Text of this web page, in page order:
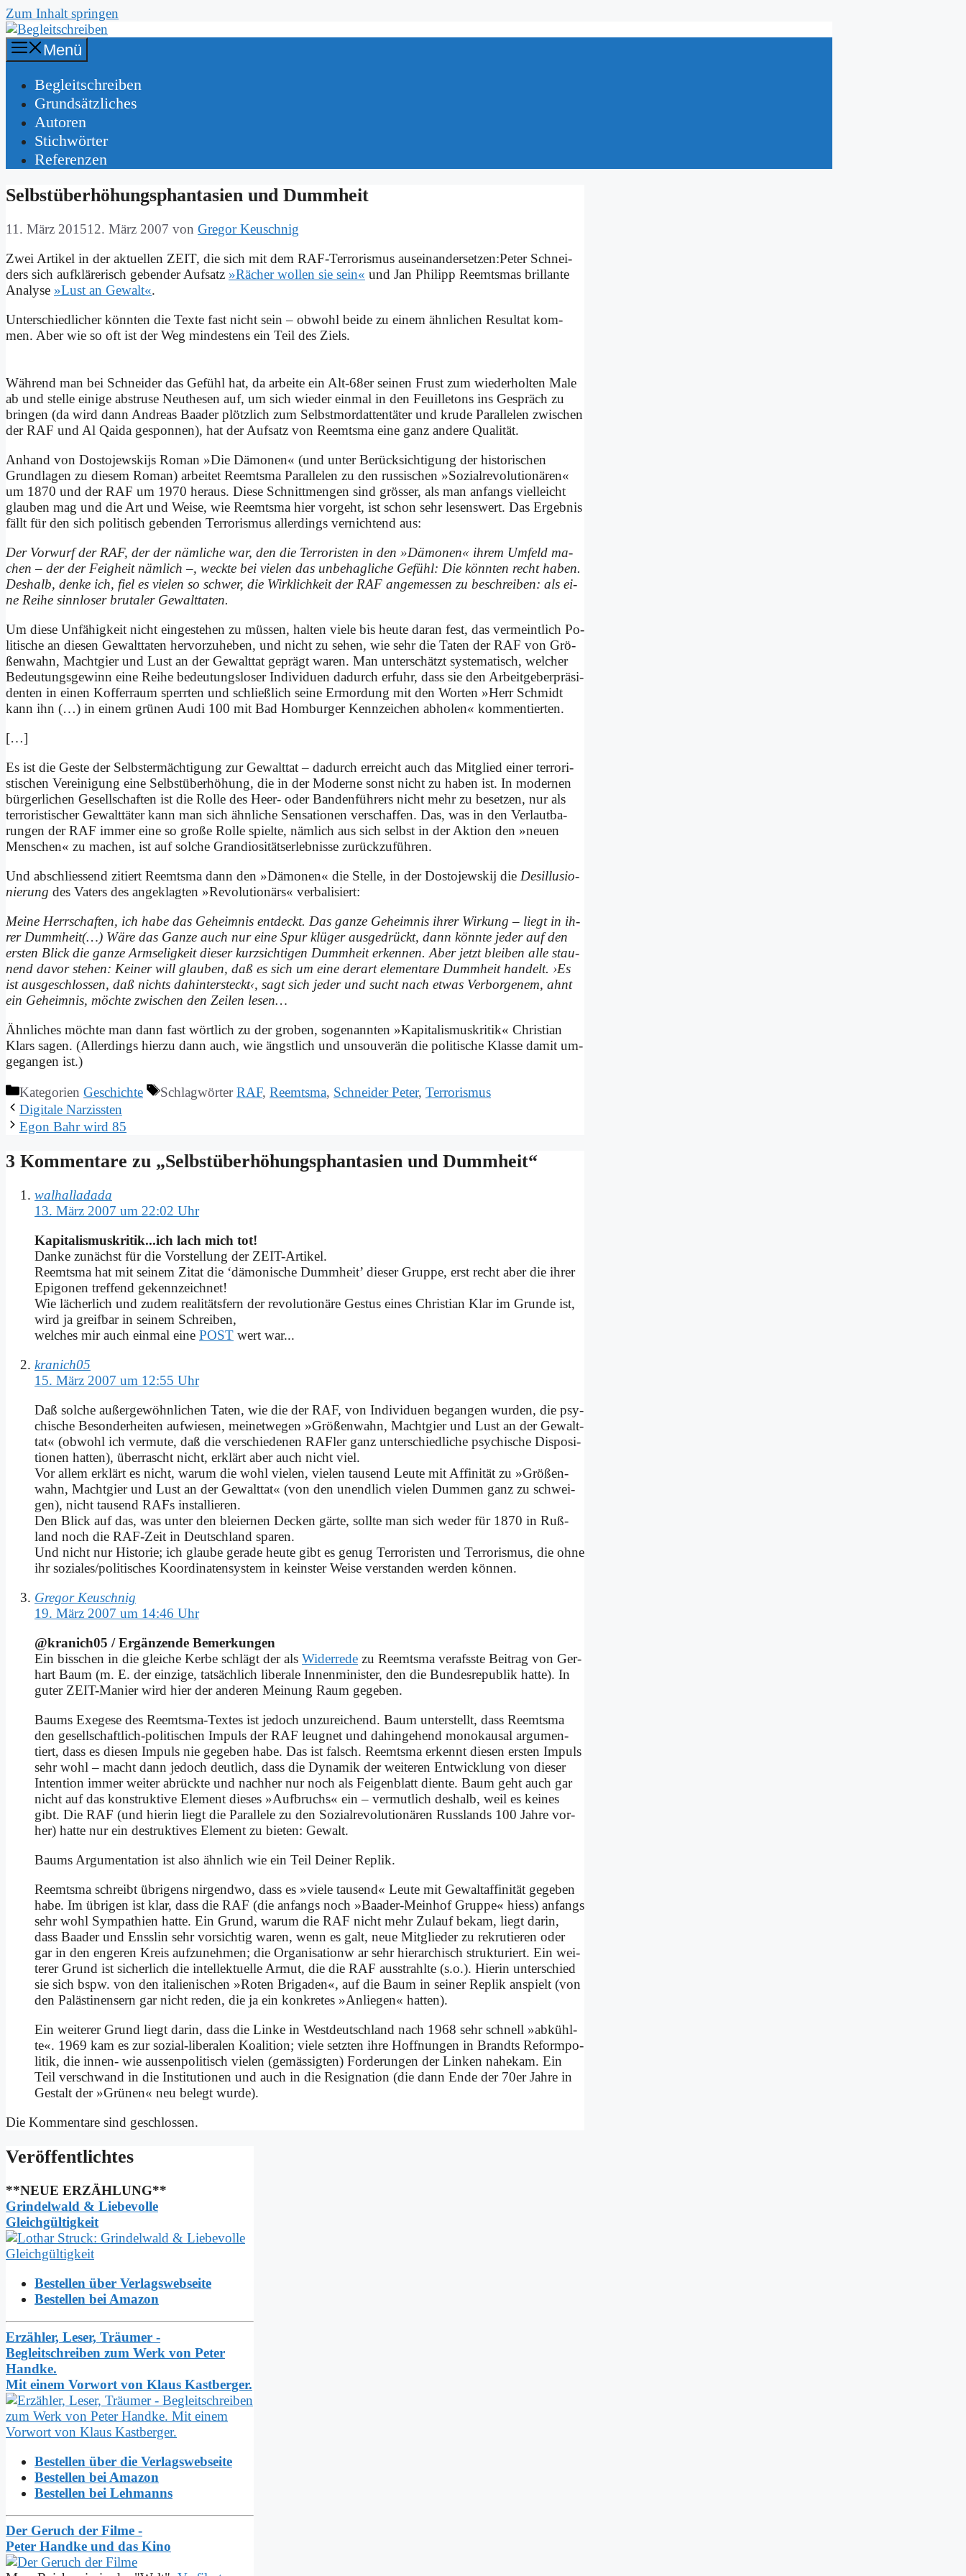
Zum Inhalt springen
Menü
Be­gleit­schrei­ben
Grund­sätz­li­ches
Au­toren
Stich­wör­ter
Re­fe­ren­zen
Selbst­über­hö­hungs­phan­ta­sien und Dumm­heit
11. März 201512. März 2007 von Gregor Keuschnig
Zwei Ar­ti­kel in der ak­tu­el­len ZEIT, die sich mit dem RAF-Ter­ro­ris­mus auseinandersetzen:Peter Schnei­
ders sich auf­klä­re­risch ge­ben­der Auf­satz »Rä­cher wol­len sie sein« und Jan Phil­ipp Reemts­mas bril­lan­te
Ana­ly­se »Lust an Ge­walt«.
Un­ter­schied­li­cher könn­ten die Tex­te fast nicht sein – ob­wohl bei­de zu ei­nem ähn­li­chen Re­sul­tat kom­
men. Aber wie so oft ist der Weg min­de­stens ein Teil des Ziels.
Wäh­rend man bei Schnei­der das Ge­fühl hat, da ar­bei­te ein Alt-68er sei­nen Frust zum wie­der­hol­ten Ma­le
ab und stel­le ei­ni­ge ab­stru­se Neu­the­sen auf, um sich wie­der ein­mal in den Feuil­le­tons ins Ge­spräch zu
brin­gen (da wird dann An­dre­as Baa­der plötz­lich zum Selbst­mord­at­ten­tä­ter und kru­de Par­al­le­len zwi­schen
der RAF und Al Qai­da ge­spon­nen), hat der Auf­satz von Reemts­ma ei­ne ganz an­de­re Qua­li­tät.
An­hand von Do­sto­jew­skijs Ro­man »Die Dä­mo­nen« (und un­ter Be­rück­sich­ti­gung der hi­sto­ri­schen
Grund­la­gen zu die­sem Ro­man) ar­bei­tet Reemts­ma Par­al­le­len zu den rus­si­schen »So­zi­al­re­vo­lu­tio­nä­ren«
um 1870 und der RAF um 1970 her­aus. Die­se Schnitt­men­gen sind grö­sser, als man an­fangs viel­leicht
glau­ben mag und die Art und Wei­se, wie Reemts­ma hier vor­geht, ist schon sehr le­sens­wert. Das Er­geb­nis
fällt für den sich po­li­tisch ge­ben­den Ter­ro­ris­mus al­ler­dings ver­nich­tend aus:
Der Vor­wurf der RAF, der der näm­li­che war, den die Ter­ro­ri­sten in den »Dä­mo­nen« ih­rem Um­feld ma­
chen – der der Feig­heit näm­lich –, weck­te bei vie­len das un­be­hag­li­che Ge­fühl: Die könn­ten recht ha­ben.
Des­halb, den­ke ich, fiel es vie­len so schwer, die Wirk­lich­keit der RAF an­ge­mes­sen zu be­schrei­ben: als ei­
ne Rei­he sinn­lo­ser bru­ta­ler Ge­walt­ta­ten.
Um die­se Un­fä­hig­keit nicht ein­ge­ste­hen zu müs­sen, hal­ten vie­le bis heu­te dar­an fest, das ver­meint­lich Po­
li­ti­sche an die­sen Ge­walt­ta­ten her­vor­zu­he­ben, und nicht zu se­hen, wie sehr die Ta­ten der RAF von Grö­
ßen­wahn, Macht­gier und Lust an der Ge­walt­tat ge­prägt wa­ren. Man un­ter­schätzt sy­ste­ma­tisch, wel­cher
Be­deu­tungs­ge­winn ei­ne Rei­he be­deu­tungs­lo­ser In­di­vi­du­en da­durch er­fuhr, dass sie den Ar­beit­ge­ber­prä­si­
den­ten in ei­nen Kof­fer­raum sperr­ten und schließ­lich sei­ne Er­mor­dung mit den Wor­ten »Herr Schmidt
kann ihn (…) in ei­nem grü­nen Au­di 100 mit Bad Hom­bur­ger Kenn­zei­chen ab­ho­len« kom­men­tier­ten.
[…]
Es ist die Ge­ste der Selbst­er­mäch­ti­gung zur Ge­walt­tat – da­durch er­reicht auch das Mit­glied ei­ner ter­ro­ri­
sti­schen Ver­ei­ni­gung ei­ne Selbst­über­hö­hung, die in der Mo­der­ne sonst nicht zu ha­ben ist. In mo­der­nen
bür­ger­li­chen Ge­sell­schaf­ten ist die Rol­le des Heer- oder Ban­den­füh­rers nicht mehr zu be­set­zen, nur als
ter­ro­ri­sti­scher Ge­walt­tä­ter kann man sich ähn­li­che Sen­sa­tio­nen ver­schaf­fen. Das, was in den Ver­laut­ba­
run­gen der RAF im­mer ei­ne so gro­ße Rol­le spiel­te, näm­lich aus sich selbst in der Ak­ti­on den »neu­en
Men­schen« zu ma­chen, ist auf sol­che Gran­dio­si­täts­er­leb­nis­se zu­rück­zu­füh­ren.
Und ab­schlie­ssend zi­tiert Reemts­ma dann den »Dä­mo­nen« die Stel­le, in der Do­sto­jew­skij die Des­il­lu­sio­
nie­rung des Va­ters des an­ge­klag­ten »Re­vo­lu­tio­närs« ver­ba­li­siert:
Mei­ne Herr­schaf­ten, ich ha­be das Ge­heim­nis ent­deckt. Das gan­ze Ge­heim­nis ih­rer Wir­kung – liegt in ih­
rer Dumm­heit(…) Wä­re das Gan­ze auch nur ei­ne Spur klü­ger aus­ge­drückt, dann könn­te je­der auf den
er­sten Blick die gan­ze Arm­se­lig­keit die­ser kurz­sich­ti­gen Dumm­heit er­ken­nen. Aber jetzt blei­ben al­le stau­
nend da­vor ste­hen: Kei­ner will glau­ben, daß es sich um ei­ne der­art ele­men­ta­re Dumm­heit han­delt. ›Es
ist aus­ge­schlos­sen, daß nichts da­hin­ter­steckt‹, sagt sich je­der und sucht nach et­was Ver­bor­ge­nem, ahnt
ein Ge­heim­nis, möch­te zwi­schen den Zei­len le­sen…
Ähn­li­ches möch­te man dann fast wört­lich zu der gro­ben, so­ge­nann­ten »Ka­pi­ta­lis­mus­kri­tik« Chri­sti­an
Klars sa­gen. (Al­ler­dings hier­zu dann auch, wie ängst­lich und un­sou­ve­rän die po­li­ti­sche Klas­se da­mit um­
ge­gan­gen ist.)
Kategorien Geschichte SchlagwörterRAF, Reemtsma, Schneider Peter, Terrorismus
Di­gi­ta­le Nar­ziss­ten
Egon Bahr wird 85
3 Kommentare zu „Selbst­über­hö­hungs­phan­ta­sien und Dumm­heit“
walhalladada
13. März 2007 um 22:02 Uhr
Kapitalismuskritik...ich lach mich tot!
Dan­ke zu­nächst für die Vor­stel­lung der ZEIT-Ar­ti­kel.
Reemts­ma hat mit sei­nem Zi­tat die ‘dä­mo­ni­sche Dumm­heit’ die­ser Grup­pe, erst recht aber die ih­rer
Epi­go­nen tref­fend ge­kenn­zeich­net!
Wie lä­cher­lich und zu­dem rea­li­täts­fern der re­vo­lu­tio­nä­re Ge­stus ei­nes Chri­sti­an Klar im Grun­de ist,
wird ja greif­bar in sei­nem Schrei­ben,
wel­ches mir auch ein­mal ei­ne POST wert war...
kranich05
15. März 2007 um 12:55 Uhr
Daß sol­che au­ßer­ge­wöhn­li­chen Ta­ten, wie die der RAF, von In­di­vi­du­en be­gan­gen wur­den, die psy­
chi­sche Be­son­der­hei­ten auf­wie­sen, mei­net­we­gen »Grö­ßen­wahn, Macht­gier und Lust an der Ge­walt­
tat« (ob­wohl ich ver­mu­te, daß die ver­schie­de­nen RAF­ler ganz un­ter­schied­li­che psy­chi­sche Dis­po­si­
tio­nen hat­ten), über­rascht nicht, er­klärt aber auch nicht viel.
Vor al­lem er­klärt es nicht, war­um die wohl vie­len, vie­len tau­send Leu­te mit Af­fi­ni­tät zu »Grö­ßen­
wahn, Macht­gier und Lust an der Ge­walt­tat« (von den un­end­lich vie­len Dum­men ganz zu schwei­
gen), nicht tau­send RAFs in­stal­lie­ren.
Den Blick auf das, was un­ter den blei­er­nen Decken gär­te, soll­te man sich we­der für 1870 in Ruß­
land noch die RAF-Zeit in Deutsch­land spa­ren.
Und nicht nur Hi­sto­rie; ich glau­be ge­ra­de heu­te gibt es ge­nug Ter­ro­ri­sten und Ter­ro­ris­mus, die oh­ne
ihr soziales/politisches Ko­or­di­na­ten­sy­stem in kein­ster Wei­se ver­stan­den wer­den kön­nen.
Gregor Keuschnig
19. März 2007 um 14:46 Uhr
@kranich05 / Er­gän­zen­de Be­mer­kun­gen
Ein biss­chen in die glei­che Ker­be schlägt der als Wi­der­re­de zu Reemts­ma ver­afss­te Bei­trag von Ger­
hart Baum (m. E. der ein­zi­ge, tat­säch­lich li­be­ra­le In­nen­mi­ni­ster, den die Bun­des­re­pu­blik hat­te). In
gu­ter ZEIT-Ma­nier wird hier der an­de­ren Mei­nung Raum ge­ge­ben.
Baums Ex­ege­se des Reemts­ma-Tex­tes ist je­doch un­zu­rei­chend. Baum un­ter­stellt, dass Reemts­ma
den ge­sell­schaft­lich-po­li­ti­schen Im­puls der RAF leug­net und da­hin­ge­hend mo­no­kau­sal ar­gu­men­
tiert, dass es die­sen Im­puls nie ge­ge­ben ha­be. Das ist falsch. Reemts­ma er­kennt die­sen er­sten Im­puls
sehr wohl – macht dann je­doch deut­lich, dass die Dy­na­mik der wei­te­ren Ent­wick­lung von die­ser
In­ten­ti­on im­mer wei­ter ab­rück­te und nach­her nur noch als Fei­gen­blatt dien­te. Baum geht auch gar
nicht auf das kon­struk­ti­ve Ele­ment die­ses »Auf­bruchs« ein – ver­mut­lich des­halb, weil es kei­nes
gibt. Die RAF (und hier­in liegt die Par­al­le­le zu den So­zi­al­re­vo­lu­tio­nä­ren Russ­lands 100 Jah­re vor­
her) hat­te nur ein de­struk­ti­ves Ele­ment zu bie­ten: Ge­walt.
Baums Ar­gu­men­ta­ti­on ist al­so ähn­lich wie ein Teil Dei­ner Re­plik.
Reemts­ma schreibt üb­ri­gens nir­gend­wo, dass es »vie­le tau­send« Leu­te mit Ge­walt­a­ffi­ni­tät ge­ge­ben
ha­be. Im üb­ri­gen ist klar, dass die RAF (die an­fangs noch »Baa­der-Mein­hof Grup­pe« hiess) an­fangs
sehr wohl Sym­pa­thien hat­te. Ein Grund, war­um die RAF nicht mehr Zu­lauf be­kam, liegt dar­in,
dass Baa­der und Ens­slin sehr vor­sich­tig wa­ren, wenn es galt, neue Mit­glie­der zu re­kru­tie­ren oder
gar in den en­ge­ren Kreis auf­zu­neh­men; die Or­ga­ni­sa­ti­onw ar sehr hier­ar­chisch struk­tu­riert. Ein wei­
te­rer Grund ist si­cher­lich die in­tel­lek­tu­el­le Ar­mut, die die RAF aus­strahl­te (s.o.). Hier­in un­ter­schied
sie sich bspw. von den ita­lie­ni­schen »Ro­ten Bri­ga­den«, auf die Baum in sei­ner Re­plik an­spielt (von
den Pa­lä­sti­nen­sern gar nicht re­den, die ja ein kon­kre­tes »An­lie­gen« hat­ten).
Ein wei­te­rer Grund liegt dar­in, dass die Lin­ke in West­deutsch­land nach 1968 sehr schnell »ab­kühl­
te«. 1969 kam es zur so­zi­al-li­be­ra­len Ko­ali­ti­on; vie­le setz­ten ih­re Hoff­nun­gen in Brandts Re­form­po­
li­tik, die in­nen- wie au­ssen­po­li­tisch vie­len (ge­mä­ssig­ten) For­de­run­gen der Lin­ken na­he­kam. Ein
Teil ver­schwand in die In­sti­tu­tio­nen und auch in die Re­si­gna­ti­on (die dann En­de der 70er Jah­re in
Ge­stalt der »Grü­nen« neu be­legt wur­de).
Die Kommentare sind geschlossen.
Ver­öf­fent­lich­tes
**NEUE ERZÄHLUNG**
Grindelwald & Liebevolle
Gleichgültigkeit
Bestellen über Verlagswebseite
Bestellen bei Amazon
Erzähler, Leser, Träumer -
Begleitschreiben zum Werk von Peter
Handke.
Mit einem Vorwort von Klaus Kastberger.
Bestellen über die Verlagswebseite
Bestellen bei Amazon
Bestellen bei Lehmanns
Der Geruch der Filme -
Peter Handke und das Kino